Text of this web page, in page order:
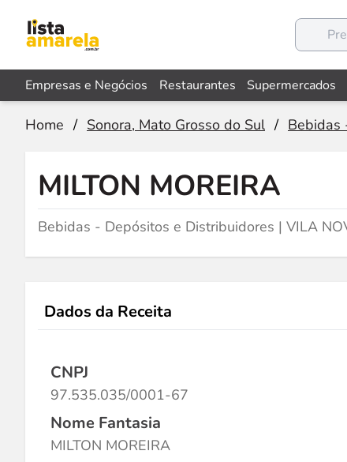
Empresas e Negócios Restaurantes Supermercados
Home / Sonora, Mato Grosso do Sul / Bebidas
MILTON MOREIRA
Bebidas - Depósitos e Distribuidores | VILA
Dados da Receita
CNPJ
97.535.035/0001-67
Nome Fantasia
MILTON MOREIRA